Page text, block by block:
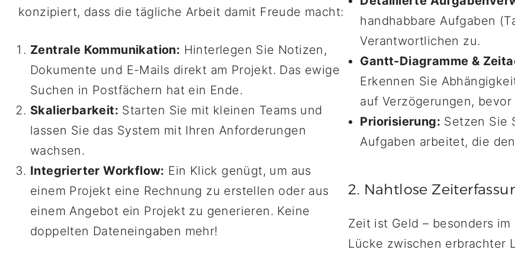
konzipiert, dass die tägliche Arbeit damit Freude macht:
Zentrale Kommunikation: Hinterlegen Sie Notizen,
Dokumente und E-Mails direkt am Projekt. Das ewige
Suchen in Postfächern hat ein Ende.
Skalierbarkeit: Starten Sie mit kleinen Teams und
lassen Sie das System mit Ihren Anforderungen
wachsen.
Integrierter Workflow: Ein Klick genügt, um aus
einem Projekt eine Rechnung zu erstellen oder aus
einem Angebot ein Projekt zu generieren. Keine
doppelten Dateneingaben mehr!
handhabbare Aufgaben
Verantwortlichen zu.
Gantt-Diagramme &
Erkennen Sie
auf Verzögerungen,
Priorisierung: Setzen Sie
Aufgaben arbeitet, die
2. Nahtlose
Zeit ist Geld – besonders
Lücke zwischen erbrachter